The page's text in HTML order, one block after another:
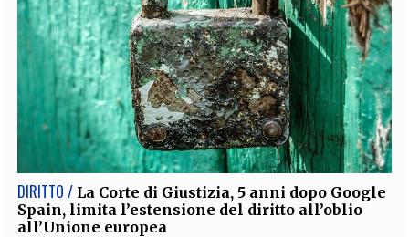
DIRITTO / La Corte di Giustizia, 5 anni dopo Google
Spain, limita l’estensione del diritto all’oblio
all’Unione europea